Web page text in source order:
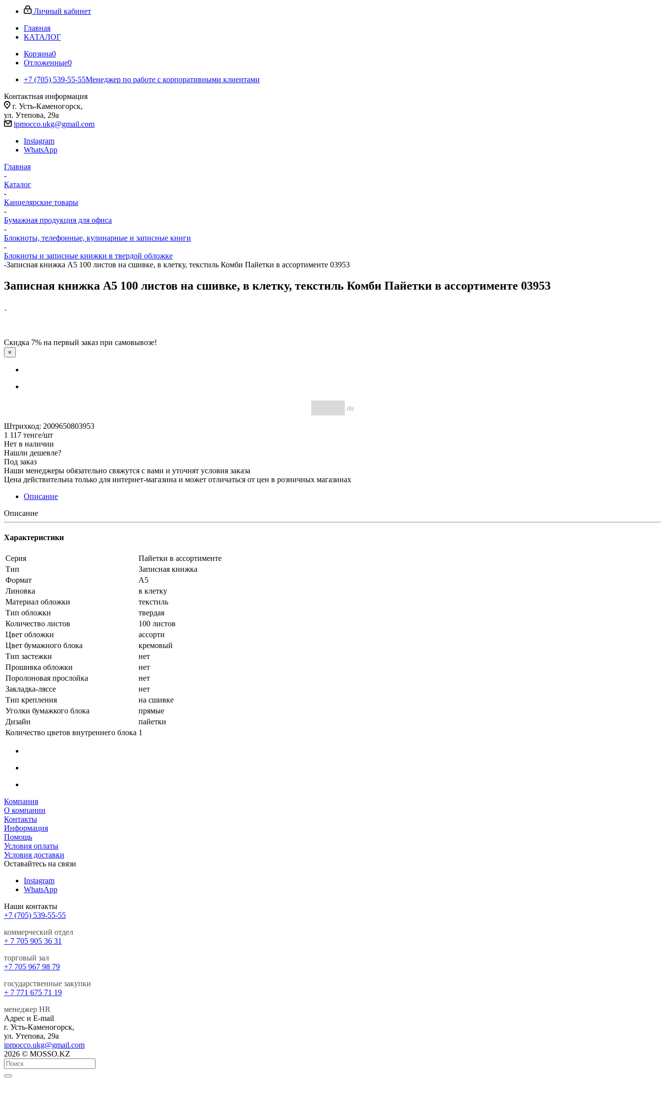
Личный кабинет
Главная
КАТАЛОГ
Корзина0
Отложенные0
+7 (705) 539-55-55Менеджер по работе с корпоративными клиентами
Контактная информация
г. Усть-Каменогорск,
ул. Утепова, 29а
ipmocco.ukg@gmail.com
Instagram
WhatsApp
Главная
-
Каталог
-
Канцелярские товары
-
Бумажная продукция для офиса
-
Блокноты, телефонные, кулинарные и записные книги
-
Блокноты и записные книжки в твердой обложке
-Записная книжка А5 100 листов на сшивке, в клетку, текстиль Комби Пайетки в ассортименте 03953
Записная книжка А5 100 листов на сшивке, в клетку, текстиль Комби Пайетки в ассортименте 03953
Скидка 7% на первый заказ при самовывозе!
×
(0)
Штрихкод: 2009650803953
1 117 тенге/шт
Нет в наличии
Нашли дешевле?
Под заказ
Наши менеджеры обязательно свяжутся с вами и уточнят условия заказа
Цена действительна только для интернет-магазина и может отличаться от цен в розничных магазинах
Описание
Описание
Характеристики
Серия
Пайетки в ассортименте
Тип
Записная книжка
Формат
А5
Линовка
в клетку
Материал обложки
текстиль
Тип обложки
твердая
Количество листов
100 листов
Цвет обложки
ассорти
Цвет бумажного блока
кремовый
Тип застежки
нет
Прошивка обложки
нет
Поролоновая прослойка
нет
Закладка-ляссе
нет
Тип крепления
на сшивке
Уголки бумажкого блока
прямые
Дизайн
пайетки
Количество цветов внутреннего блока 1
Компания
О компании
Контакты
Информация
Помощь
Условия оплаты
Условия доставки
Оставайтесь на связи
Instagram
WhatsApp
Наши контакты
+7 (705) 539-55-55
коммерческий отдел
+ 7 705 905 36 31
торговый зал
+7 705 967 98 79
государственные закупки
+ 7 771 675 71 19
менеджер HR
Адрес и E-mail
г. Усть-Каменогорск,
ул. Утепова, 29а
ipmocco.ukg@gmail.com
2026 © MOSSO.KZ